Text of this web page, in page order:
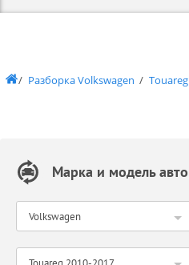
Разборка Volkswagen Touareg
Марка и модель авто
Volkswagen